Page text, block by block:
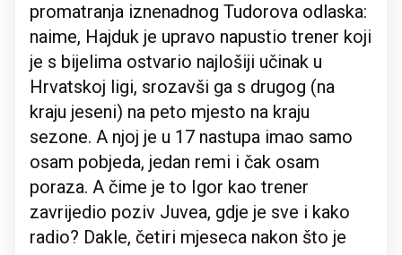
promatranja iznenadnog Tudorova odlaska:
naime, Hajduk je upravo napustio trener koji
je s bijelima ostvario najlošiji učinak u
Hrvatskoj ligi, srozavši ga s drugog (na
kraju jeseni) na peto mjesto na kraju
sezone. A njoj je u 17 nastupa imao samo
osam pobjeda, jedan remi i čak osam
poraza. A čime je to Igor kao trener
zavrijedio poziv Juvea, gdje je sve i kako
radio? Dakle, četiri mjeseca nakon što je